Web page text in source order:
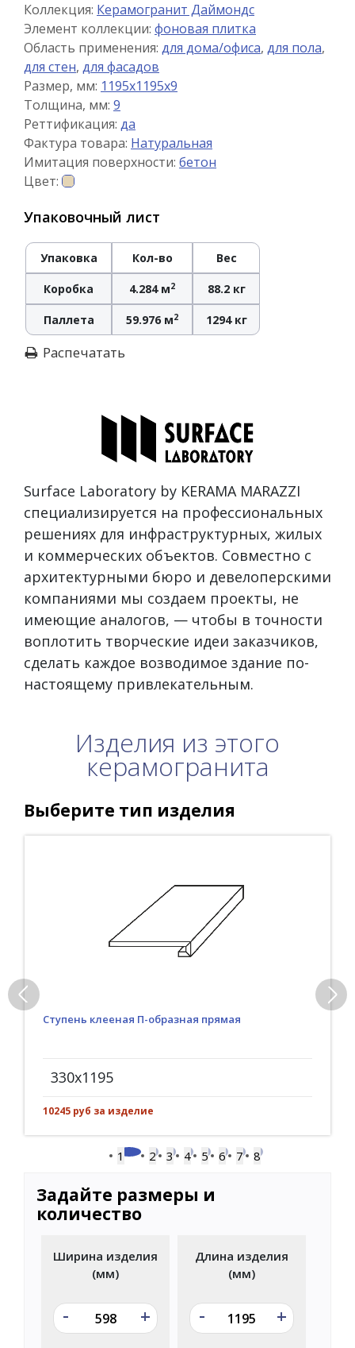
Коллекция: Керамогранит Даймондс
Элемент коллекции: фоновая плитка
Область применения: для дома/офиса, для пола,
для стен, для фасадов
Размер, мм: 1195x1195x9
Толщина, мм: 9
Реттификация: да
Фактура товара: Натуральная
Имитация поверхности: бетон
Цвет:
Упаковочный лист
Упаковка Кол-во Вес
Коробка 4.284 м2 88.2 кг
Паллета 59.976 м2 1294 кг
Распечатать
Surface Laboratory by KERAMA MARAZZI
специализируется на профессиональных
решениях для инфраструктурных, жилых
и коммерческих объектов. Совместно с
архитектурными бюро и девелоперскими
компаниями мы создаем проекты, не
имеющие аналогов, — чтобы в точности
воплотить творческие идеи заказчиков,
сделать каждое возводимое здание по-
настоящему привлекательным.
Изделия из этого
керамогранита
Выберите тип изделия
Ступень клееная П-образная прямая
330x1195
10245 руб за изделие
1 2 3 4 5 6 7 8
Задайте размеры и
количество
Ширина изделия
(мм)
- +
Длина изделия
(мм)
- +